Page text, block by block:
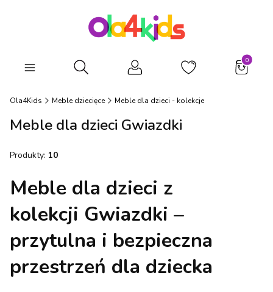
Otwórz wyszukiwarkę
Ola4Kids Meble dziecięce Meble dla dzieci - kolekcje
Meble dla dzieci Gwiazdki
Produkty: 10
Meble dla dzieci z
kolekcji Gwiazdki –
przytulna i bezpieczna
przestrzeń dla dziecka